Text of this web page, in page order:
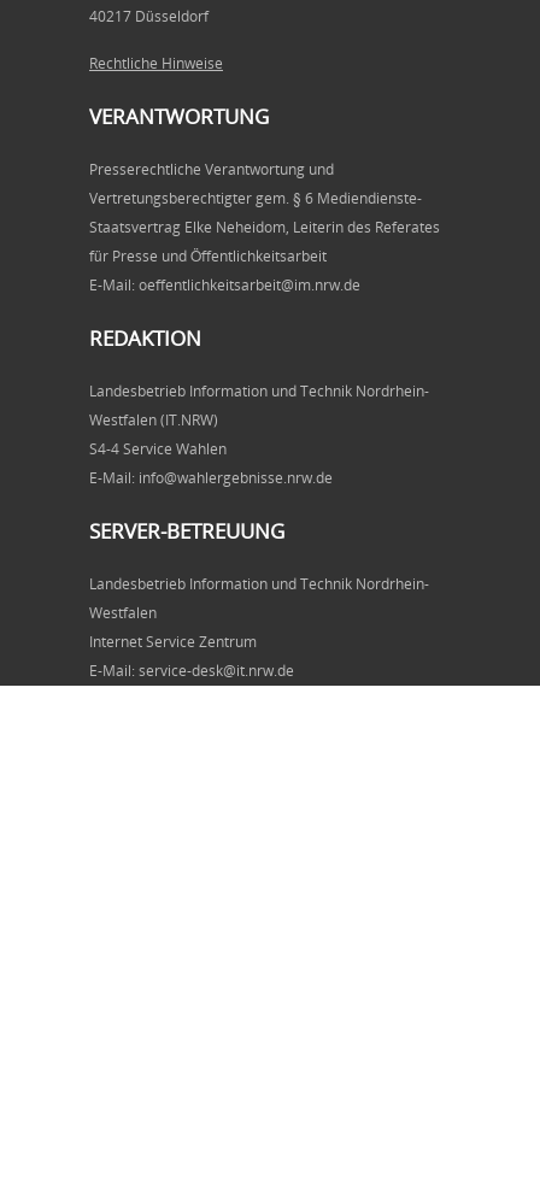
40217 Düsseldorf
Rechtliche Hinweise
VERANTWORTUNG
Presserechtliche Verantwortung und
Vertretungsberechtigter gem. § 6 Mediendienste-
Staatsvertrag Elke Neheidom, Leiterin des Referates
für Presse und Öffentlichkeitsarbeit
E-Mail: oeffentlichkeitsarbeit@im.nrw.de
REDAKTION
Landesbetrieb Information und Technik Nordrhein-
Westfalen (IT.NRW)
S4-4 Service Wahlen
E-Mail: info@wahlergebnisse.nrw.de
SERVER-BETREUUNG
Landesbetrieb Information und Technik Nordrhein-
Westfalen
Internet Service Zentrum
E-Mail: service-desk@it.nrw.de